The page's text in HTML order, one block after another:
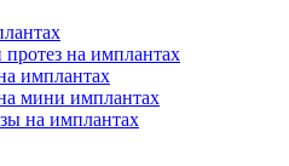
на имплантах
имплантах
мини имплантах
на имплантах